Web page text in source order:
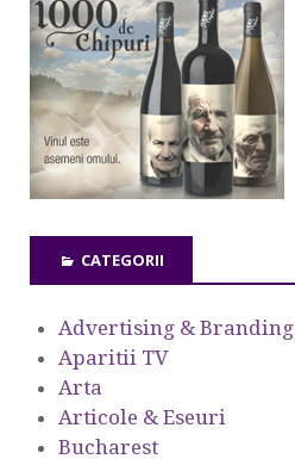
CATEGORII
Advertising & Branding
Aparitii TV
Arta
Articole & Eseuri
Bucharest